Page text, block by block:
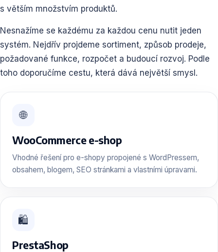
s větším množstvím produktů.
Nesnažíme se každému za každou cenu nutit jeden
systém. Nejdřív projdeme sortiment, způsob prodeje,
požadované funkce, rozpočet a budoucí rozvoj. Podle
toho doporučíme cestu, která dává největší smysl.
🌐
WooCommerce e-shop
Vhodné řešení pro e-shopy propojené s WordPressem,
obsahem, blogem, SEO stránkami a vlastními úpravami.
🛍️
PrestaShop